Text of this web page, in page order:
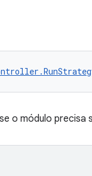
o módulo precisa